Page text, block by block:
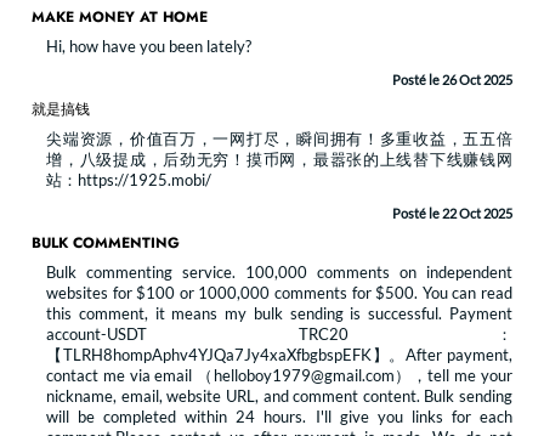
MAKE MONEY AT HOME
Hi, how have you been lately?​
Posté le 26 Oct 2025
就是搞钱
尖端资源，价值百万，一网打尽，瞬间拥有！多重收益，五五倍
增，八级提成，后劲无穷！摸币网，最嚣张的上线替下线赚钱网
站：https://1925.mobi/
Posté le 22 Oct 2025
BULK COMMENTING
Bulk commenting service. 100,000 comments on independent
websites for $100 or 1000,000 comments for $500. You can read
this comment, it means my bulk sending is successful. Payment
account-USDT TRC20：
【TLRH8hompAphv4YJQa7Jy4xaXfbgbspEFK】。After payment,
contact me via email （helloboy1979@gmail.com），tell me your
nickname, email, website URL, and comment content. Bulk sending
will be completed within 24 hours. I'll give you links for each